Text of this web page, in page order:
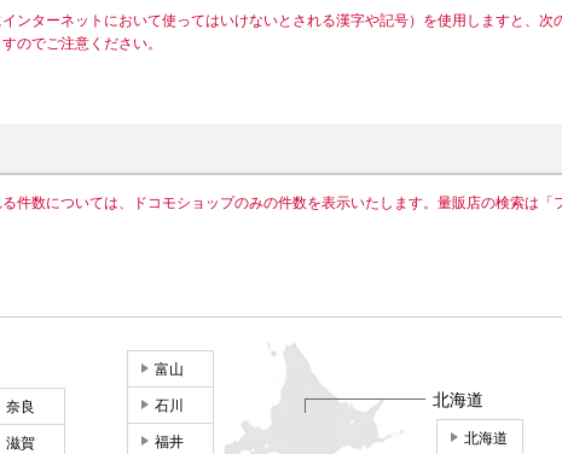
ンターネットにおいて使ってはいけないとされる漢字や記号）を使用しますと、次
のでご注意ください。
件数については、ドコモショップのみの件数を表示いたします。量販店の検索は「
北海道
北海道
富山
石川
福井
奈良
滋賀